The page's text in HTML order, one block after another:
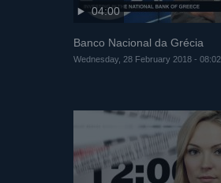
04:00
Banco Nacional da Grécia
Wednesday, 28 February 2018 - 08:02